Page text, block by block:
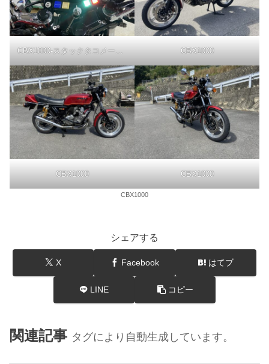
CBX1000-スタックタコメーターST200-STACK CBX1000
CBX1000 CBX1000
CBX1000
シェアする
X Facebook はてブ
LINE コピー
関連記事 タグにより自動生成しています。